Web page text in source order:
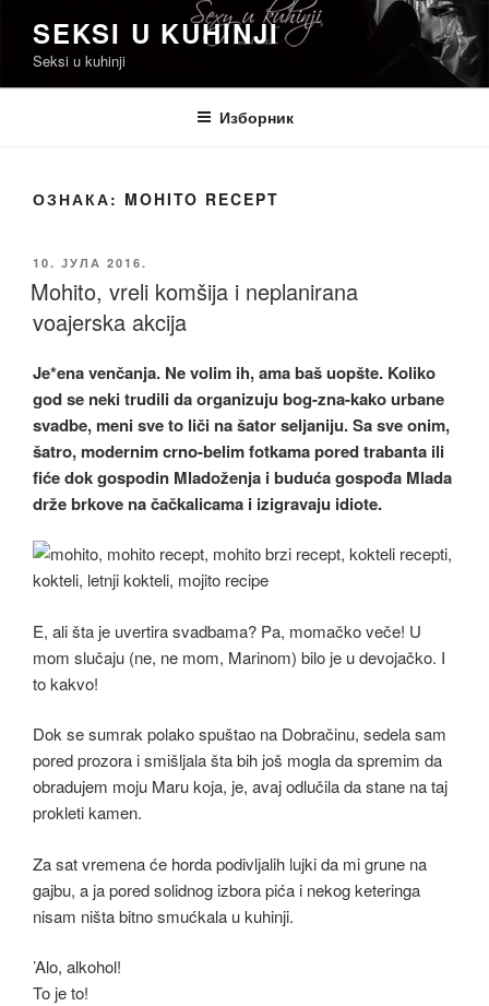
садржај
SEKSI U KUHINJI
Seksi u kuhinji
Изборник
ОЗНАКА: MOHITO RECEPT
ОБЈАВЉЕНО
10. ЈУЛА 2016.
Mohito, vreli komšija i neplanirana
voajerska akcija
Je*ena venčanja. Ne volim ih, ama baš uopšte. Koliko
god se neki trudili da organizuju bog-zna-kako urbane
svadbe, meni sve to liči na šator seljaniju. Sa sve onim,
šatro, modernim crno-belim fotkama pored trabanta ili
fiće dok gospodin Mladoženja i buduća gospođa Mlada
drže brkove na čačkalicama i izigravaju idiote.
E, ali šta je uvertira svadbama? Pa, momačko veče! U
mom slučaju (ne, ne mom, Marinom) bilo je u devojačko. I
to kakvo!
Dok se sumrak polako spuštao na Dobračinu, sedela sam
pored prozora i smišljala šta bih još mogla da spremim da
obradujem moju Maru koja, je, avaj odlučila da stane na taj
prokleti kamen.
Za sat vremena će horda podivljalih lujki da mi grune na
gajbu, a ja pored solidnog izbora pića i nekog keteringa
nisam ništa bitno smućkala u kuhinji.
’Alo, alkohol!
To je to!